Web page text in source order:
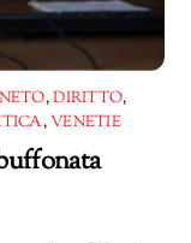
,DIRITTO,
,VENETIE